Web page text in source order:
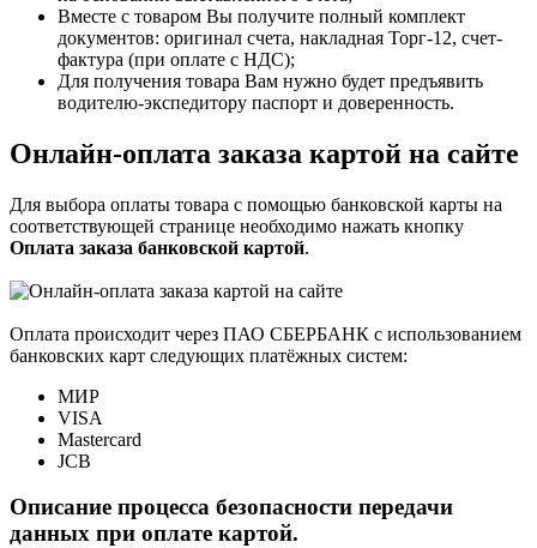
Вместе с товаром Вы получите полный комплект
документов: оригинал счета, накладная Торг-12, счет-
фактура (при оплате с НДС);
Для получения товара Вам нужно будет предъявить
водителю-экспедитору паспорт и доверенность.
Онлайн-оплата заказа картой на сайте
Для выбора оплаты товара с помощью банковской карты на
соответствующей странице необходимо нажать кнопку
Оплата заказа банковской картой.
Оплата происходит через ПАО СБЕРБАНК с использованием
банковских карт следующих платёжных систем:
МИР
VISA
Mastercard
JCB
Описание процесса безопасности передачи
данных при оплате картой.